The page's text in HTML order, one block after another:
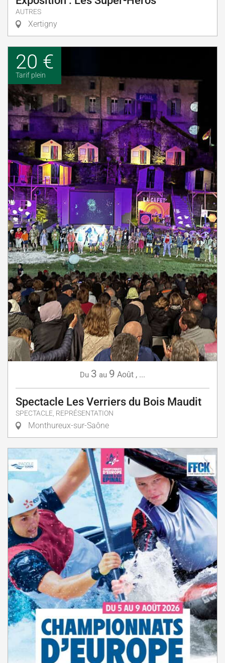
AUTRES
Xertigny
20 €
Tarif plein
Du 3 au 9 Août , ...
Spectacle Les Verriers du Bois Maudit
SPECTACLE, REPRÉSENTATION
Monthureux-sur-Saône